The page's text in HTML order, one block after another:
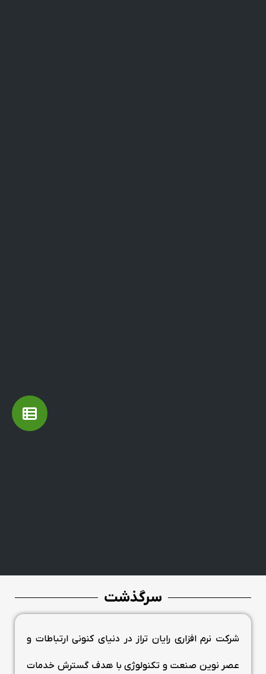
سرگذشت
شرکت نرم افزاری رایان تراز در دنیای کنونی ارتباطات و
عصر نوین صنعت و تکنولوژی با هدف گسترش خدمات